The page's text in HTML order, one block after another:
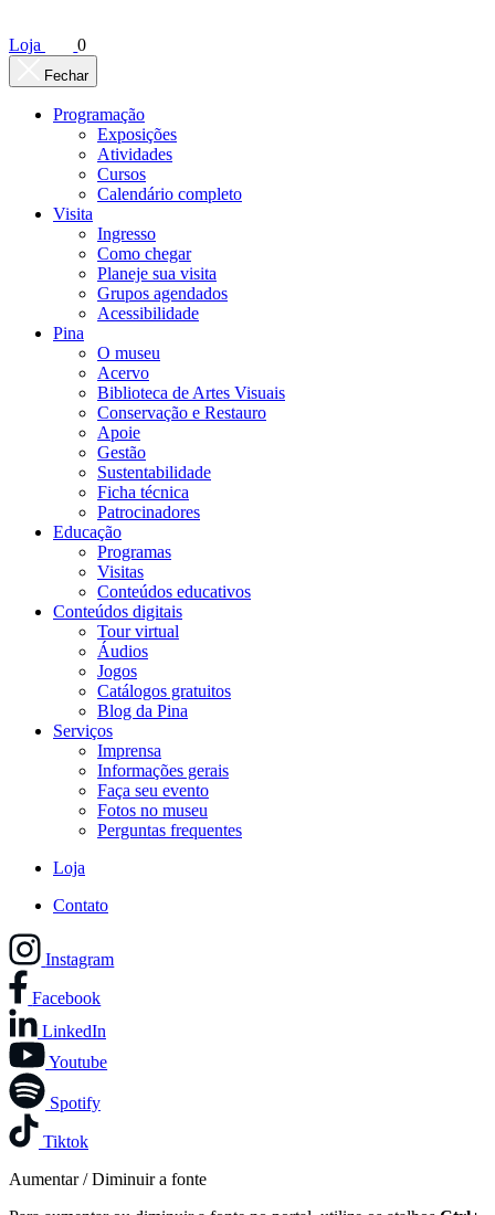
Loja 0
Fechar
Programação
Exposições
Atividades
Cursos
Calendário completo
Visita
Ingresso
Como chegar
Planeje sua visita
Grupos agendados
Acessibilidade
Pina
O museu
Acervo
Biblioteca de Artes Visuais
Conservação e Restauro
Apoie
Gestão
Sustentabilidade
Ficha técnica
Patrocinadores
Educação
Programas
Visitas
Conteúdos educativos​
Conteúdos digitais
Tour virtual
Áudios
Jogos
Catálogos gratuitos
Blog da Pina
Serviços
Imprensa
Informações gerais
Faça seu evento
Fotos no museu
Perguntas frequentes
Loja
Contato
Instagram
Facebook
LinkedIn
Youtube
Spotify
Tiktok
Aumentar / Diminuir a fonte